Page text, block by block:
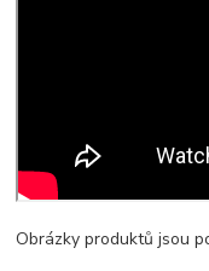
Obrázky produktů jsou